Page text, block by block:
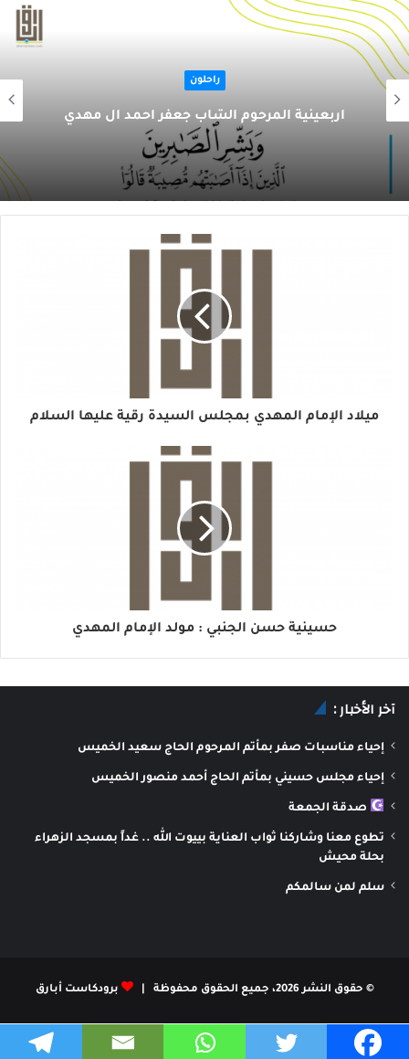
راحلون
أربعينية المرحوم الشاب جعفر أحمد ال مهدي
ميلاد الإمام المهدي بمجلس السيدة رقية عليها السلام
حسينية حسن الجنبي : مولد الإمام المهدي
آخر الأخبار :
إحياء مناسبات صفر بمأتم المرحوم الحاج سعيد الخميس
إحياء مجلس حسيني بمأتم الحاج أحمد منصور الخميس
صدقة الجمعة
تطوع معنا وشاركنا ثواب العناية بييوت الله .. غداً بمسجد الزهراء
بحلة محيش
سلم لمن سالمكم
© حقوق النشر 2026، جميع الحقوق محفوظة | برودكاست أبارق